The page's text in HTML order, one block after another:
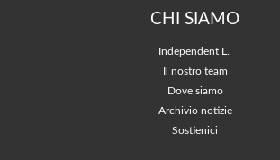
CHI SIAMO
Independent L.
Il nostro team
Dove siamo
Archivio notizie
Sostienici